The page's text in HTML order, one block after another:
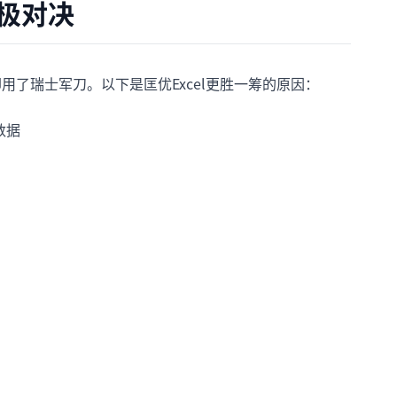
对决
瑞士军刀。以下是匡优Excel更胜一筹的原因：
据